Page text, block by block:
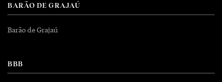
BARÃO DE GRAJAÚ
Barão de Grajaú
BBB